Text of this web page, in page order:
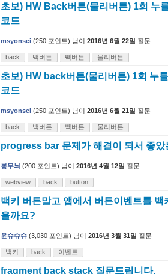
초보) HW Back버튼(물리버튼) 1회 누
코드
msyonsei (250 포인트) 님이 2016년 6월 22일 질문
back 백버튼 빽버튼 물리버튼
초보) HW back버튼(물리버튼) 1회 누
코드
msyonsei (250 포인트) 님이 2016년 6월 21일 질문
back 백버튼 빽버튼 물리버튼
progress bar 문제가 해결이 되서 좋았
봉무늬 (200 포인트) 님이 2016년 4월 12일 질문
webview back button
백키 버튼말고 앱에서 버튼이벤트를
을까요?
윤슈슈슈 (3,030 포인트) 님이 2016년 3월 31일 질문
백키 back 이벤트
fragment back stack 질문드립니다.